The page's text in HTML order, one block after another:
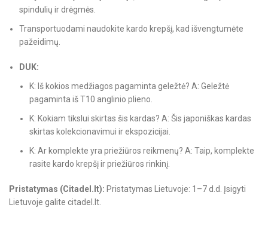
spindulių ir drėgmės.
Transportuodami naudokite kardo krepšį, kad išvengtumėte
pažeidimų.
DUK:
K: Iš kokios medžiagos pagaminta geležtė? A: Geležtė
pagaminta iš T10 anglinio plieno.
K: Kokiam tikslui skirtas šis kardas? A: Šis japoniškas kardas
skirtas kolekcionavimui ir ekspozicijai.
K: Ar komplekte yra priežiūros reikmenų? A: Taip, komplekte
rasite kardo krepšį ir priežiūros rinkinį.
Pristatymas (Citadel.lt): Pristatymas Lietuvoje: 1–7 d.d. Įsigyti
Lietuvoje galite citadel.lt.